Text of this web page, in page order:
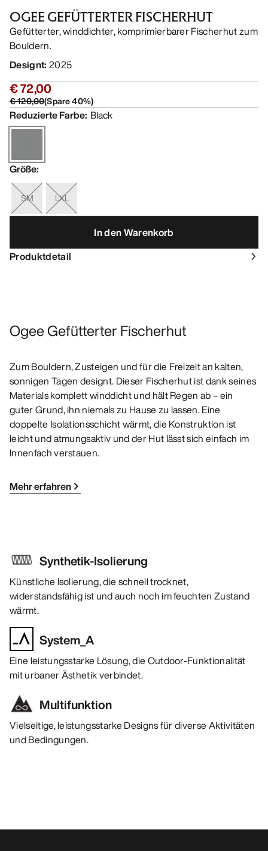
OGEE GEFÜTTERTER FISCHERHUT
Gefütterter, winddichter, komprimierbarer Fischerhut zum
Bouldern.
Designt: 2025
€ 72,00
€ 120,00(Spare40%)
Reduzierte Farbe: Black
Größe:
SM LXL
In den Warenkorb
Produktdetail
Ogee Gefütterter Fischerhut
Zum Bouldern, Zusteigen und für die Freizeit an kalten,
sonnigen Tagen designt. Dieser Fischerhut ist dank seines
Materials komplett winddicht und hält Regen ab – ein
guter Grund, ihn niemals zu Hause zu lassen. Eine
doppelte Isolationsschicht wärmt, die Konstruktion ist
leicht und atmungsaktiv und der Hut lässt sich einfach im
Innenfach verstauen.
Mehr erfahren
Synthetik-Isolierung
Künstliche Isolierung, die schnell trocknet,
widerstandsfähig ist und auch noch im feuchten Zustand
wärmt.
System_A
Eine leistungsstarke Lösung, die Outdoor-Funktionalität
mit urbaner Ästhetik verbindet.
Multifunktion
Vielseitige, leistungsstarke Designs für diverse Aktivitäten
und Bedingungen.